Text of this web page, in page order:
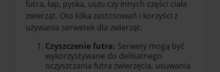
futra, łap, pyska, uszu czy innych części ciała
zwierząt. Oto kilka zastosowań i korzyści z
używania serwetek dla zwierząt:
Czyszczenie futra: Serwety mogą być
wykorzystywane do delikatnego
oczyszczania futra zwierzęcia, usuwania